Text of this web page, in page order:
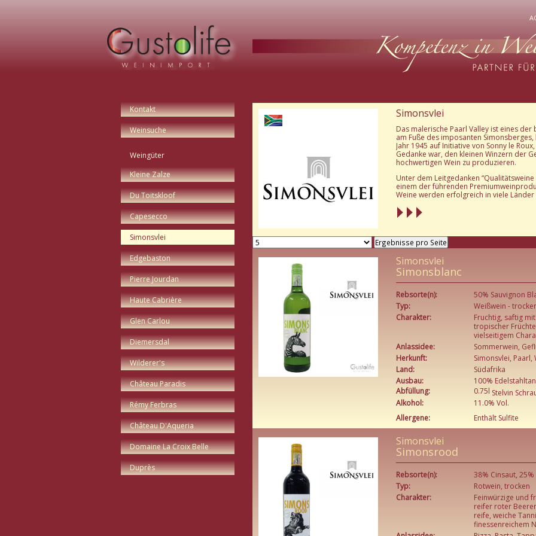
Simonsvlei
Das malerische Paarl Valley ist eines
am Fuße des imposanten
Jahr 1945 auf Initiative von Sonny le
Gedanke war, den kleinen Winzern der
hochwertigen Wein zu produzieren.
Unter dem Leitgedanken
einem der führenden
Weine werden erfolgreich in viele
Simonsvlei
Simonsblanc
Rebsorte(n):
50% Sauvignon
Typ:
Weißwein -
Charakter:
Fruchtig, saftig
tropischer
vielseitigem
Anlassidee:
Sommerwein,
Herkunft:
Simonsvlei, Paarl,
Land:
Südafrika
Ausbau:
100%
Abfüllung:
0.75l Stelvin
Alkohol:
11.0% Vol.
Allergene:
Enthält Sulfite
Simonsvlei
Simonsrood
Rebsorte(n):
38% Cinsaut,
Typ:
Rotwein, trocken
Charakter:
Feinwürzige und
reifer roter
reife, weiche
finessenreichem
überspringen
Kontakt
Weinsuche
Weingüter
Navigation
überspringen
Kleine Zalze
Du Toitskloof
Capesecco
Simonsvlei
Edgebaston
Pierre Jourdan
Haute Cabrière
Glen Carlou
Diemersdal
Wilderer's
Château Paradis
Rémy Ferbras
Château D'Aqueria
Domaine La Croix Belle
Duprès